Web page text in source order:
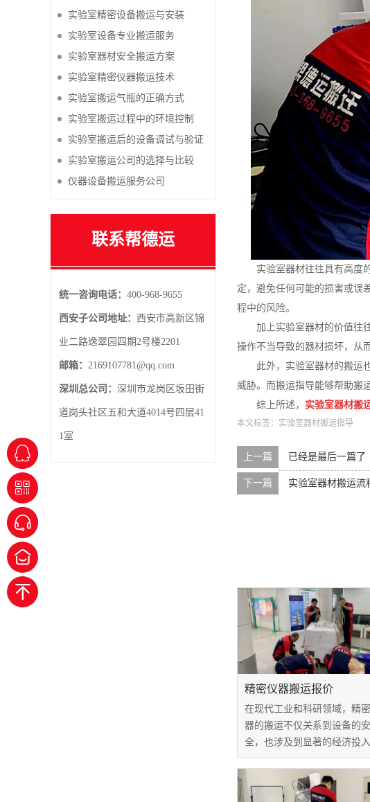
实验室器材往往具有高度
定，避免任何可能的损害或误
程中的风险。
加上实验室器材的价值往
操作不当导致的器材损坏，从
此外，实验室器材的搬运
威胁。而搬运指导能够帮助搬
综上所述， 实验室器材搬
本文标签： 实验室器材搬运指导
上一篇 已经是最后一篇了
下一篇 实验室器材搬运流
精密仪器搬运报价
在现代工业和科研领域，精
器的搬运不仅关系到设备的安
全，也涉及到显著的经济投入
这些设备的价值通常高达数
美元，因此，选择合适的搬
务商是至关重要的。对于企业
实验室精密设备搬运与安装
实验室设备专业搬运服务
实验室器材安全搬运方案
实验室精密仪器搬运技术
实验室搬运气瓶的正确方式
实验室搬运过程中的环境控制
实验室搬运后的设备调试与验证
实验室搬运公司的选择与比较
仪器设备搬运服务公司
联系帮德运
统一咨询电话： 400-968-9655
西安子公司地址： 西安市高新区锦
业二路逸翠园四期2号楼2201
邮箱： 2169107781@qq.com
深圳总公司： 深圳市龙岗区坂田街
道岗头社区五和大道4014号四层41
1室